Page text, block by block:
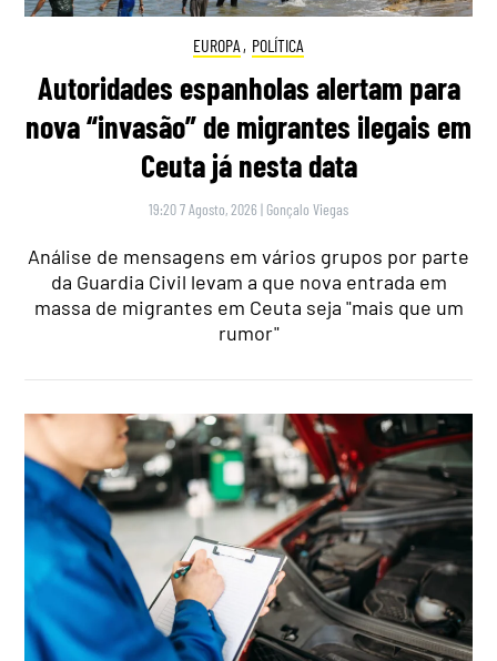
EUROPA , POLÍTICA
Autoridades espanholas alertam para
nova “invasão” de migrantes ilegais em
Ceuta já nesta data
19:20 7 Agosto, 2026 | Gonçalo Viegas
Análise de mensagens em vários grupos por parte
da Guardia Civil levam a que nova entrada em
massa de migrantes em Ceuta seja "mais que um
rumor"